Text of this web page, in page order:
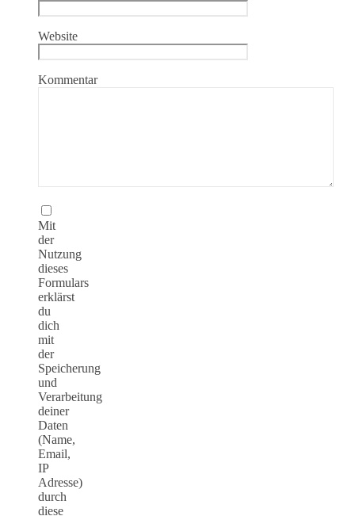
Website
Kommentar
Mit
der
Nutzung
dieses
Formulars
erklärst
du
dich
mit
der
Speicherung
und
Verarbeitung
deiner
Daten
(Name,
Email,
IP
Adresse)
durch
diese